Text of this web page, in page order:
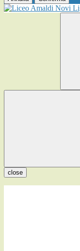
close